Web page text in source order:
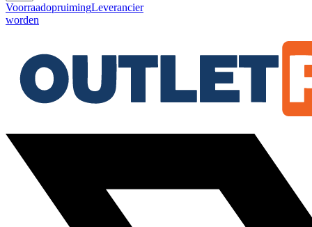
VoorraadopruimingLeverancier
worden